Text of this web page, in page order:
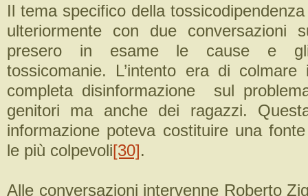
Il tema specifico della
ulteriormente con due conversazioni
presero in esame le cause e
tossicomanie. L’intento era di
completa disinformazione sul
genitori ma anche dei ragazzi.
informazione poteva costituire una
le più colpevoli[30].
Alle conversazioni intervenne Roberto